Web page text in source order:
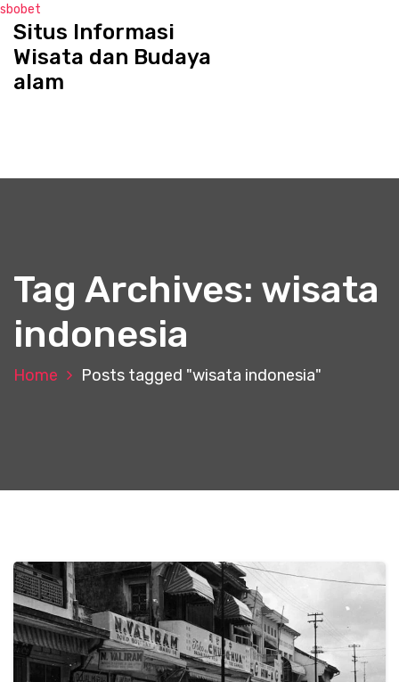
sbobet
Situs Informasi
Wisata dan Budaya
alam
Tag Archives: wisata
indonesia
Home Posts tagged "wisata indonesia"